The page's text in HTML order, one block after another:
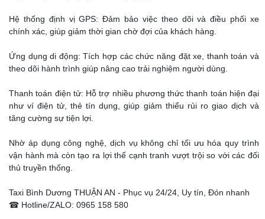
Hệ thống định vị GPS: Đảm bảo việc theo dõi và điều phối xe
chính xác, giúp giảm thời gian chờ đợi của khách hàng.
Ứng dụng di động: Tích hợp các chức năng đặt xe, thanh toán và
theo dõi hành trình giúp nâng cao trải nghiệm người dùng.
Thanh toán điện tử: Hỗ trợ nhiều phương thức thanh toán hiện đại
như ví điện tử, thẻ tín dụng, giúp giảm thiểu rủi ro giao dịch và
tăng cường sự tiện lợi.
Nhờ áp dụng công nghệ, dịch vụ không chỉ tối ưu hóa quy trình
vận hành mà còn tạo ra lợi thế cạnh tranh vượt trội so với các đối
thủ truyền thống.
Taxi Bình Dương THUẬN AN - Phục vụ 24/24, Uy tín, Đón nhanh
☎ Hotline/ZALO: 0965 158 580